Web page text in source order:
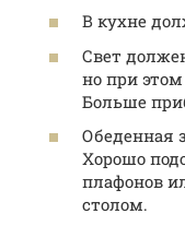
В кухне
Свет
но при
Больше
Обеденная
Хорошо
плафонов
столом.